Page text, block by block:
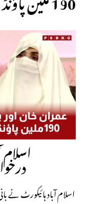
اسلام آباد ہائیکورٹ نے